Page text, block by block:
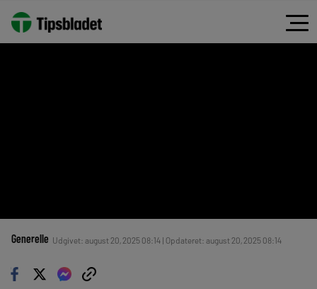
Generelle Udgivet: august 20, 2025 08:14 | Opdateret: august 20, 2025 08:14